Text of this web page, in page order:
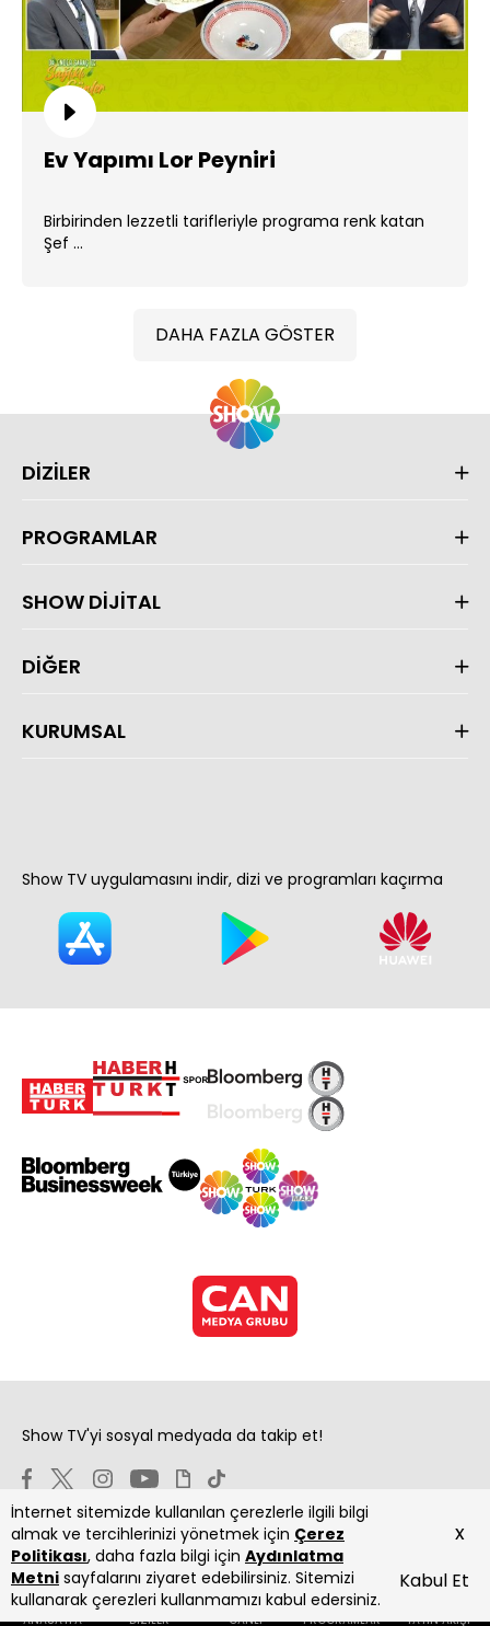
Ev Yapımı Lor Peyniri
Birbirinden lezzetli tarifleriyle programa renk katan
Şef ...
DAHA FAZLA GÖSTER
ANASAYFA DİZİLER CANLI PROGRAMLAR YAYIN AKIŞI
İnternet sitemizde kullanılan çerezlerle ilgili bilgi
almak ve tercihlerinizi yönetmek için Çerez
Politikası, daha fazla bilgi için Aydınlatma
Metni sayfalarını ziyaret edebilirsiniz. Sitemizi
kullanarak çerezleri kullanmamızı kabul edersiniz.
Kabul Et
x
DİZİLER
PROGRAMLAR
SHOW DİJİTAL
DİĞER
KURUMSAL
Show TV uygulamasını indir, dizi ve programları kaçırma
Show TV'yi sosyal medyada da takip et!
Copyright 2026 Show Televizyon Yayıncılık A.Ş.